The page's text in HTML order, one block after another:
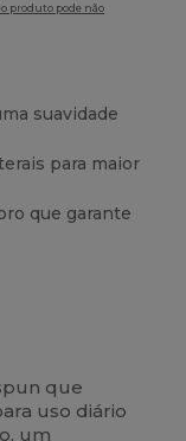
produto pode não
suavidade
para maior
que garante
que
uso diário
um